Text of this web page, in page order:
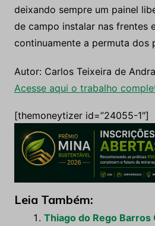
deixando sempre um painel
de campo instalar nas frentes
continuamente a permuta dos
Autor: Carlos Teixeira de
Acesse aqui o trabalho
[themoneytizer id=”24055-1″]
Leia Também:
Thiago do Rego Barros